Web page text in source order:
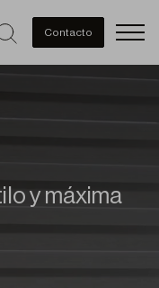
Contacto
y máxima